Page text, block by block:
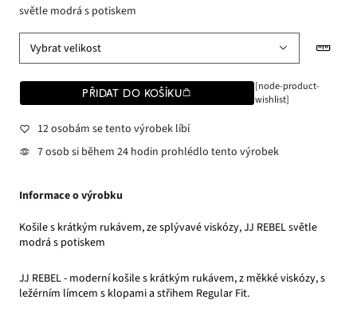
světle modrá s potiskem
Vybrat velikost
PŘIDAT DO KOŠÍKU
[node-product-
wishlist]
12 osobám se tento výrobek líbí
7 osob si během 24 hodin prohlédlo tento výrobek
Informace o výrobku
Košile s krátkým rukávem, ze splývavé viskózy, JJ REBEL světle
modrá s potiskem
JJ REBEL - moderní košile s krátkým rukávem, z měkké viskózy, s
ležérním límcem s klopami a střihem Regular Fit.